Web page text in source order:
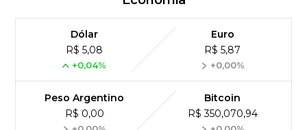
Dólar
R$ 5,08
+0,04%
Euro
R$ 5,87
+0,00%
Peso Argentino
R$ 0,00
Bitcoin
R$ 350,070,94